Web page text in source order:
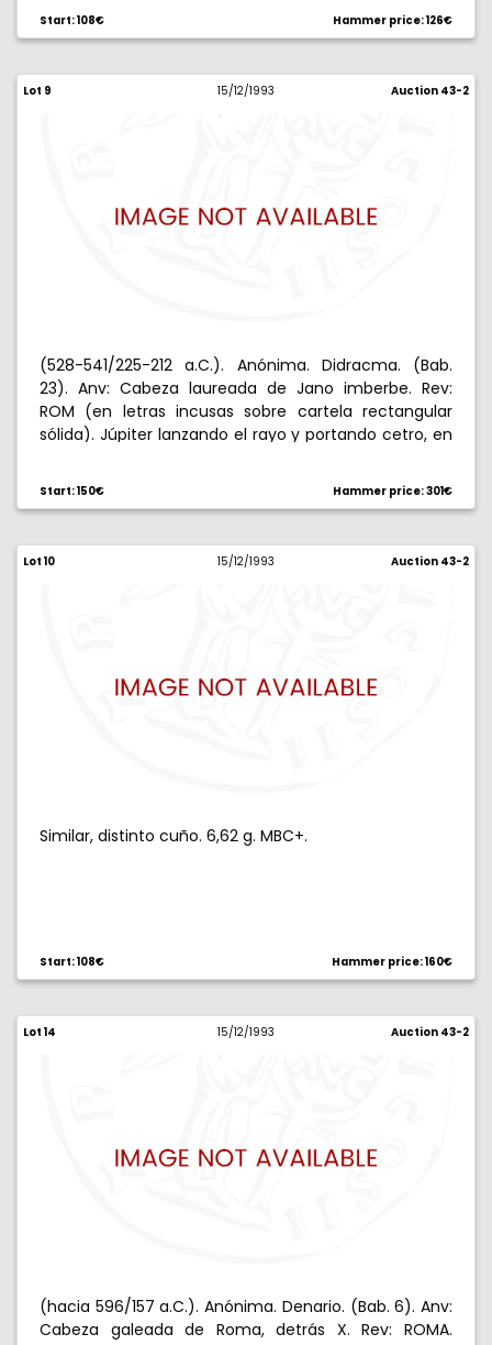
Start: 108€ Hammer price: 126€
Lot 9 15/12/1993 Auction 43-2
(528-541/225-212 a.C.). Anónima. Didracma. (Bab.
23). Anv: Cabeza laureada de Jano imberbe. Rev:
ROM (en letras incusas sobre cartela rectangular
sólida). Júpiter lanzando el rayo y portando cetro, en
radial apenas perceptible. Bella. Muy rara. (EBC+).
Start: 150€ Hammer price: 301€
Lot 10 15/12/1993 Auction 43-2
Similar, distinto cuño. 6,62 g. MBC+.
Start: 108€ Hammer price: 160€
Lot 14 15/12/1993 Auction 43-2
(hacia 596/157 a.C.). Anónima. Denario. (Bab. 6). Anv:
Cabeza galeada de Roma, detrás X. Rev: ROMA.